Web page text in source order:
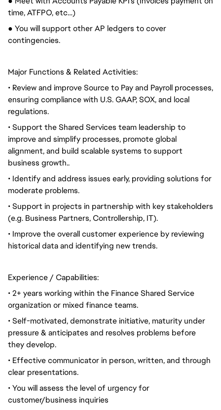
time, ATFPO, etc…)
● You will support other AP ledgers to cover
contingencies.
Major Functions & Related Activities:
• Review and improve Source to Pay and Payroll processes,
ensuring compliance with U.S. GAAP, SOX, and local
regulations.
• Support the Shared Services team leadership to
improve and simplify processes, promote global
alignment, and build scalable systems to support
business growth..
• Identify and address issues early, providing solutions for
moderate problems.
• Support in projects in partnership with key stakeholders
(e.g. Business Partners, Controllership, IT).
• Improve the overall customer experience by reviewing
historical data and identifying new trends.
Experience / Capabilities:
• 2+ years working within the Finance Shared Service
organization or mixed finance teams.
• Self-motivated, demonstrate initiative, maturity under
pressure & anticipates and resolves problems before
they develop.
• Effective communicator in person, written, and through
clear presentations.
• You will assess the level of urgency for
customer/business inquiries